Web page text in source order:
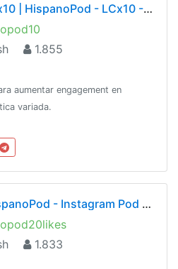
LIKE+COMENTARIO x10 | HispanoPod - LCx10 - Instagram Pod en Español
1.855
aumentar engagement en
variada.
SOLO LIKES x20 | HispanoPod - Instagram Pod en Español
1.833